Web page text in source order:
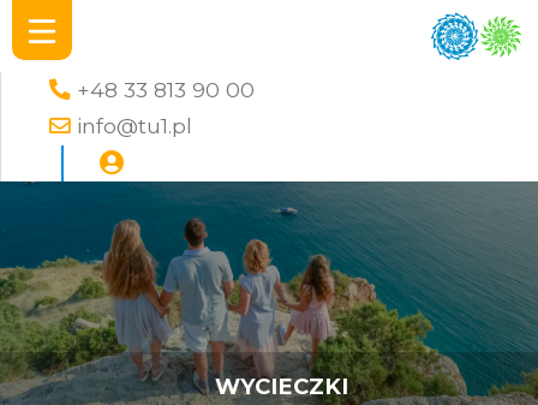
+48 33 813 90 00
info@tu1.pl
WYCIECZKI